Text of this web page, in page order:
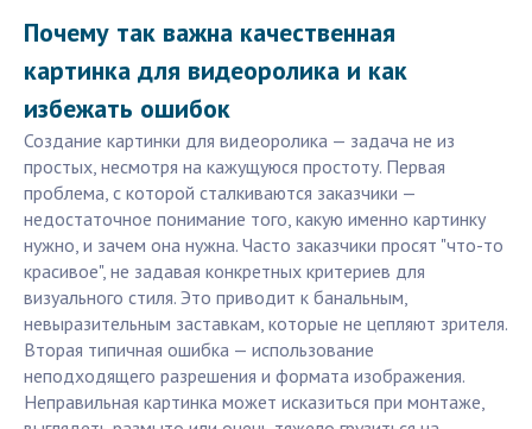
Почему так важна качественная
картинка для видеоролика и как
избежать ошибок
Создание картинки для видеоролика — задача не из
простых, несмотря на кажущуюся простоту. Первая
проблема, с которой сталкиваются заказчики —
недостаточное понимание того, какую именно картинку
нужно, и зачем она нужна. Часто заказчики просят "что-то
красивое", не задавая конкретных критериев для
визуального стиля. Это приводит к банальным,
невыразительным заставкам, которые не цепляют зрителя.
Вторая типичная ошибка — использование
неподходящего разрешения и формата изображения.
Неправильная картинка может исказиться при монтаже,